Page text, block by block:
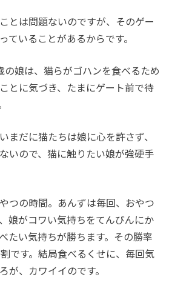
とは問題ないのですが、そのゲー
ていることがあるからです。
娘は、猫らがゴハンを食べるため
とに気づき、たまにゲート前で待
まだに猫たちは娘に心を許さず、
いので、猫に触りたい娘が強硬手
つの時間。あんずは毎回、おやつ
娘がコワい気持ちをてんびんにか
たい気持ちが勝ちます。その勝率
です。結局食べるくせに、毎回気
が、カワイイのです。